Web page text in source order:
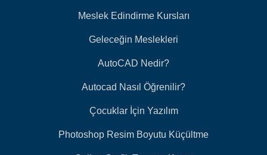
Meslek Edindirme Kursları
Geleceğin Meslekleri
AutoCAD Nedir?
Autocad Nasıl Öğrenilir?
Çocuklar İçin Yazılım
Photoshop Resim Boyutu Küçültme